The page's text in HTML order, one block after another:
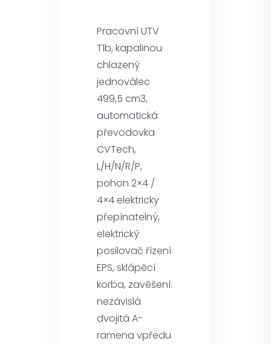
Pracovní UTV
T1b, kapalinou
chlazený
jednoválec
499,5 cm3,
automatická
převodovka
CVTech,
L/H/N/R/P,
pohon 2×4 /
4×4 elektricky
přepínatelný,
elektrický
posilovač řízení
EPS, sklápěcí
korba, zavěšení:
nezávislá
dvojitá A-
ramena vpředu